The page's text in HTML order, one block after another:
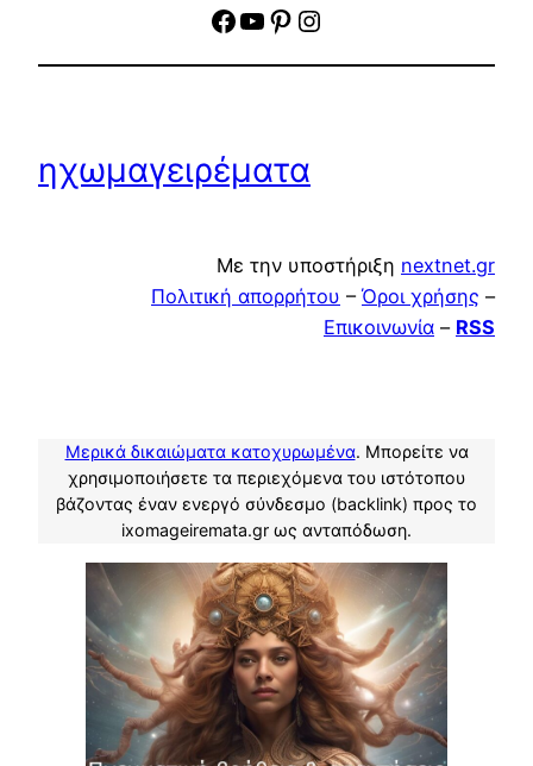
facebook
YouTube
Pinterest
Instagram
ηχωμαγειρέματα
Με την υποστήριξη nextnet.gr
Πολιτική απορρήτου – Όροι χρήσης –
Επικοινωνία – RSS
Μερικά δικαιώματα κατοχυρωμένα. Μπορείτε να
χρησιμοποιήσετε τα περιεχόμενα του ιστότοπου
βάζοντας έναν ενεργό σύνδεσμο (backlink) προς το
ixomageiremata.gr ως ανταπόδωση.